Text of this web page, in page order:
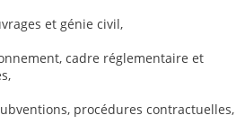
et génie civil,
cadre réglementaire et
procédures contractuelles,